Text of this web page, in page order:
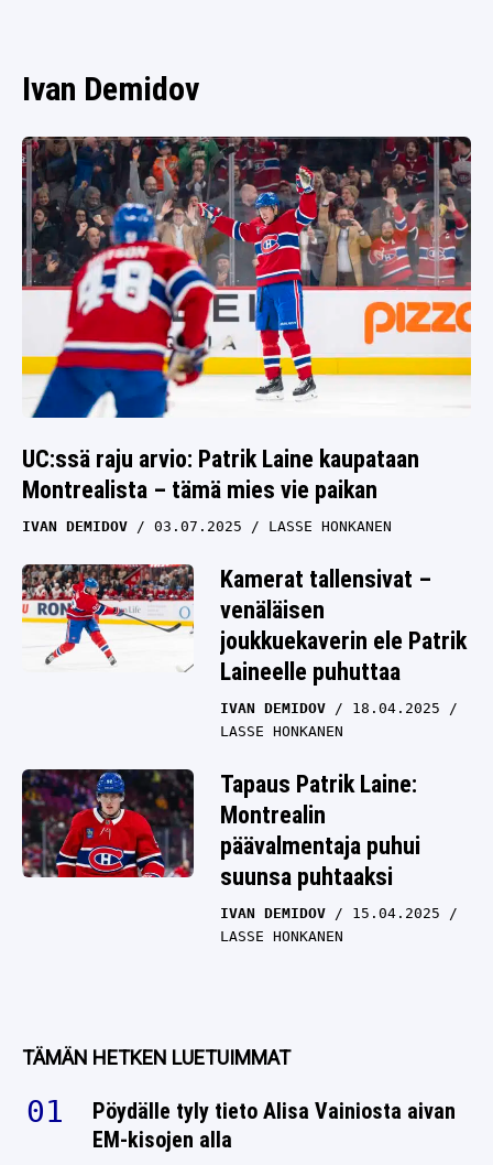
Ivan Demidov
UC:ssä raju arvio: Patrik Laine kaupataan
Montrealista – tämä mies vie paikan
IVAN DEMIDOV 03.07.2025 LASSE HONKANEN
Kamerat tallensivat –
venäläisen
joukkuekaverin ele Patrik
Laineelle puhuttaa
IVAN DEMIDOV
18.04.2025
LASSE HONKANEN
Tapaus Patrik Laine:
Montrealin
päävalmentaja puhui
suunsa puhtaaksi
IVAN DEMIDOV
15.04.2025
LASSE HONKANEN
TÄMÄN HETKEN LUETUIMMAT
Pöydälle tyly tieto Alisa Vainiosta aivan
EM-kisojen alla